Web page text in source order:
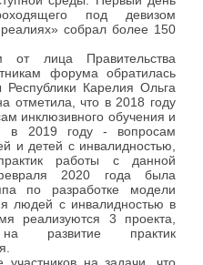
под девизом
собрал более 150
от лица Правительства
форума обратилась
Карелия Ольга
отметила, что в 2018 году
инклюзивного обучения и
в 2019 году - вопросам
и детей с инвалидностью,
работы с данной
2020 года была
по разработке модели
людей с инвалидностью в
реализуются 3 проекта,
развитие практик